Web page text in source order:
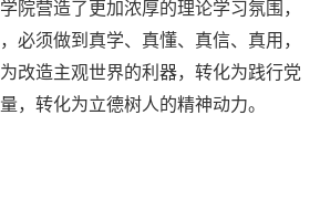
院营造了更加浓厚的理论学习氛围，
必须做到真学、真懂、真信、真用，
改造主观世界的利器，转化为践行党
，转化为立德树人的精神动力。